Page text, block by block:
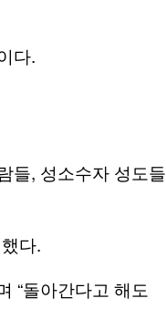
다.
들, 성소수자 성도들
다.
“돌아간다고 해도